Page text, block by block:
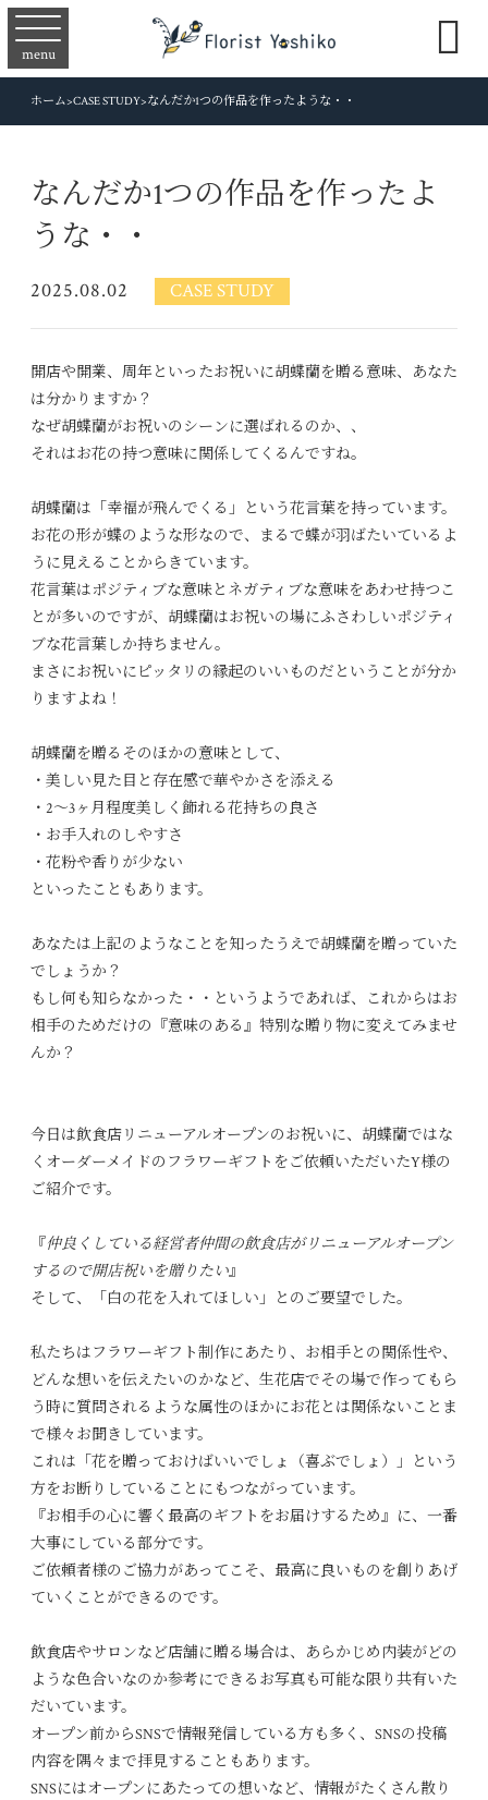
menu 
ホーム>CASE STUDY>なんだか1つの作品を作ったような・・
なんだか1つの作品を作ったよ
うな・・
2025.08.02 CASE STUDY
開店や開業、周年といったお祝いに胡蝶蘭を贈る意味、あなた
は分かりますか？
なぜ胡蝶蘭がお祝いのシーンに選ばれるのか、、
それはお花の持つ意味に関係してくるんですね。
胡蝶蘭は「幸福が飛んでくる」という花言葉を持っています。
お花の形が蝶のような形なので、まるで蝶が羽ばたいているよ
うに見えることからきています。
花言葉はポジティブな意味とネガティブな意味をあわせ持つこ
とが多いのですが、胡蝶蘭はお祝いの場にふさわしいポジティ
ブな花言葉しか持ちません。
まさにお祝いにピッタリの縁起のいいものだということが分か
りますよね！
胡蝶蘭を贈るそのほかの意味として、
・美しい見た目と存在感で華やかさを添える
・2～3ヶ月程度美しく飾れる花持ちの良さ
・お手入れのしやすさ
・花粉や香りが少ない
といったこともあります。
あなたは上記のようなことを知ったうえで胡蝶蘭を贈っていた
でしょうか？
もし何も知らなかった・・というようであれば、これからはお
相手のためだけの『意味のある』特別な贈り物に変えてみませ
んか？
今日は飲食店リニューアルオープンのお祝いに、胡蝶蘭ではな
くオーダーメイドのフラワーギフトをご依頼いただいたY様の
ご紹介です。
『仲良くしている経営者仲間の飲食店がリニューアルオープン
するので開店祝いを贈りたい』
そして、「白の花を入れてほしい」とのご要望でした。
私たちはフラワーギフト制作にあたり、お相手との関係性や、
どんな想いを伝えたいのかなど、生花店でその場で作ってもら
う時に質問されるような属性のほかにお花とは関係ないことま
で様々お聞きしています。
これは「花を贈っておけばいいでしょ（喜ぶでしょ）」という
方をお断りしていることにもつながっています。
『お相手の心に響く最高のギフトをお届けするため』に、一番
大事にしている部分です。
ご依頼者様のご協力があってこそ、最高に良いものを創りあげ
ていくことができるのです。
飲食店やサロンなど店舗に贈る場合は、あらかじめ内装がどの
ような色合いなのか参考にできるお写真も可能な限り共有いた
だいています。
オープン前からSNSで情報発信している方も多く、SNSの投稿
内容を隅々まで拝見することもあります。
SNSにはオープンにあたっての想いなど、情報がたくさん散り